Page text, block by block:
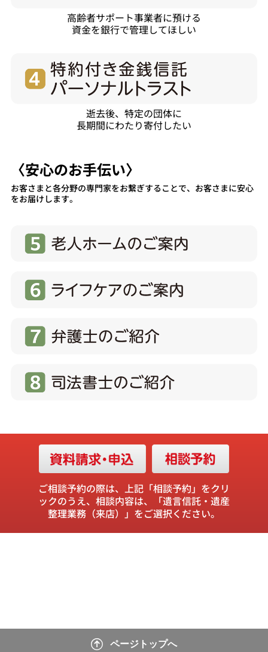
高齢者サポート事業者に預ける
資金を銀行で管理してほしい
逝去後、特定の団体に
長期間にわたり寄付したい
〈安心のお手伝い〉
お客さまと各分野の専門家をお繋ぎすることで、お客さまに安心
をお届けします。
ご相談予約の際は、上記「相談予約」をクリ
ックのうえ、 相談内容は、「遺言信託・遺産
整理業務（来店）」をご選択ください。
ページトップへ